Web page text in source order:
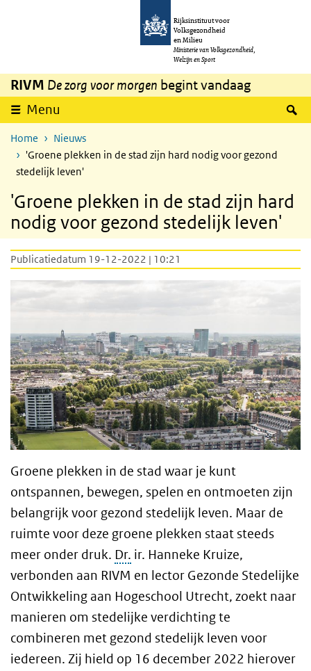
Overslaan en naar de inhoud gaan
Rijksinstituut voor
Volksgezondheid
en Milieu
Ministerie van Volksgezondheid,
Welzijn en Sport
RIVM De zorg voor morgen begint vandaag
Menu
Home
Nieuws
'Groene plekken in de stad zijn hard nodig voor gezond
stedelijk leven'
'Groene plekken in de stad zijn hard
nodig voor gezond stedelijk leven'
Publicatiedatum 19-12-2022 | 10:21
Groene plekken in de stad waar je kunt
ontspannen, bewegen, spelen en ontmoeten zijn
belangrijk voor gezond stedelijk leven. Maar de
ruimte voor deze groene plekken staat steeds
meer onder druk. Dr. ir. Hanneke Kruize,
verbonden aan RIVM en lector Gezonde Stedelijke
Ontwikkeling aan Hogeschool Utrecht, zoekt naar
manieren om stedelijke verdichting te
combineren met gezond stedelijk leven voor
iedereen. Zij hield op 16 december 2022 hierover